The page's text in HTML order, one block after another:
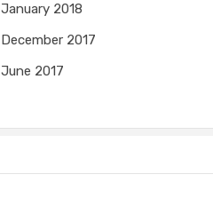
January 2018
December 2017
June 2017